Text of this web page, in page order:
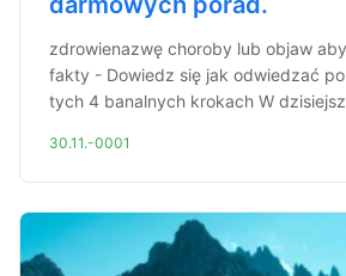
zdrowienazwę choroby lub objaw
fakty - Dowiedz się jak odwiedzać
tych 4 banalnych krokach W
30.11.-0001